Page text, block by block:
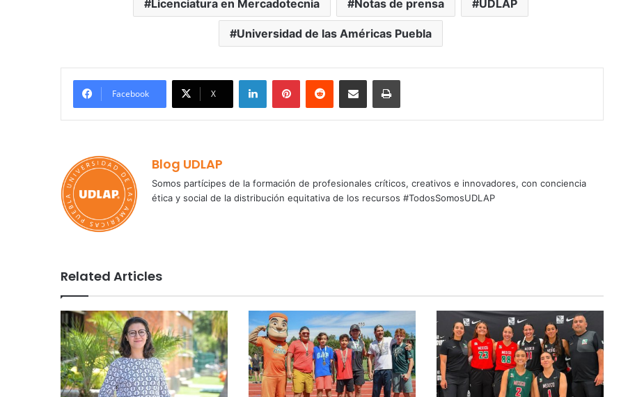
Licenciatura en Mercadotecnia Notas de prensa UDLAP
Universidad de las Américas Puebla
Facebook X
LinkedInPinterestReddit Share via Email Print
Blog UDLAP
Somos partícipes de la formación de profesionales críticos, creativos e innovadores, con conciencia
ética y social de la distribución equitativa de los recursos #TodosSomosUDLAP
Related Articles